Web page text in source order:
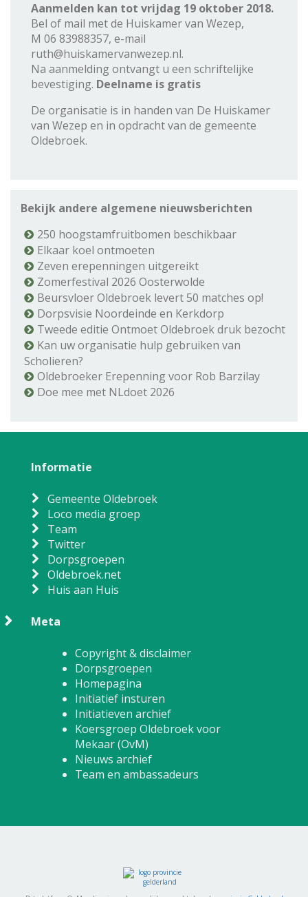
Aanmelden kan tot vrijdag 19 oktober 2018.
Bel of mail met de Huiskamer van Wezep,
M 06 83988357, e-mail
ruth@huiskamervanwezep.nl.
Na aanmelding ontvangt u een schriftelijke
bevestiging. Deelname is gratis
De organisatie is in handen van De Huiskamer
van Wezep en in opdracht van de gemeente
Oldebroek.
Bekijk andere algemene nieuwsberichten
250 hoogstamfruitbomen beschikbaar
Elkaar koel ontmoeten
Zeven erepenningen uitgereikt
Zomerfestival 2026 Oosterwolde
Beursvloer Oldebroek levert 50 matches op!
Dorpsvisie Noordeinde en Kerkdorp
Tweede editie Ontmoet Oldebroek druk bezocht
Kan uw organisatie hulp gebruiken van
Scholieren?
Oldebroeker Erepenning voor Rob Barzilay
Doe mee met NLdoet 2026
Informatie
Gemeente Oldebroek
Loco media groep
Team
Twitter
Dorpsgroepen
Oldebroek.net
Huis aan Huis
Meta
Copyright & disclaimer
Dorpsgroepen
Homepagina
Initiatief insturen
Initiatieven archief
Koersgroep Oldebroek voor
Mekaar (OvM)
Nieuws archief
Team en ambassadeurs